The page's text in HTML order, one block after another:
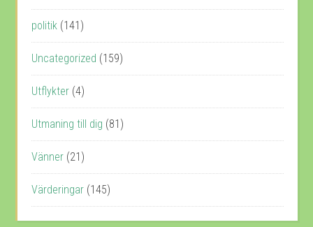
politik (141)
Uncategorized (159)
Utflykter (4)
Utmaning till dig (81)
Vänner (21)
Värderingar (145)